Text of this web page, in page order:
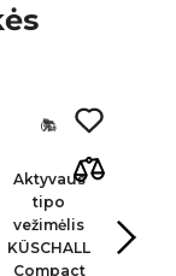
Aktyvaus
tipo
vežimėlis
KÜSCHALL
Compact